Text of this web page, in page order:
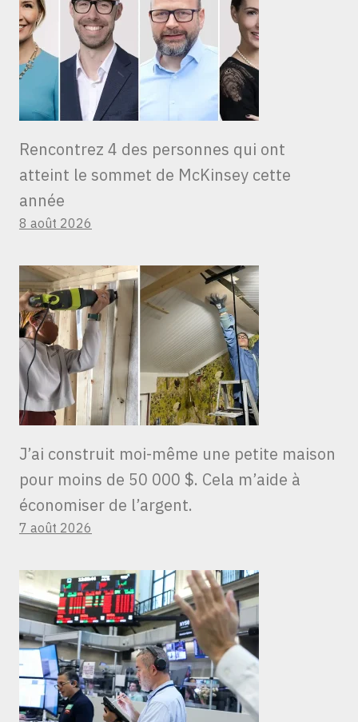
Rencontrez 4 des personnes qui ont
atteint le sommet de McKinsey cette
année
8 août 2026
J’ai construit moi-même une petite maison
pour moins de 50 000 $. Cela m’aide à
économiser de l’argent.
7 août 2026